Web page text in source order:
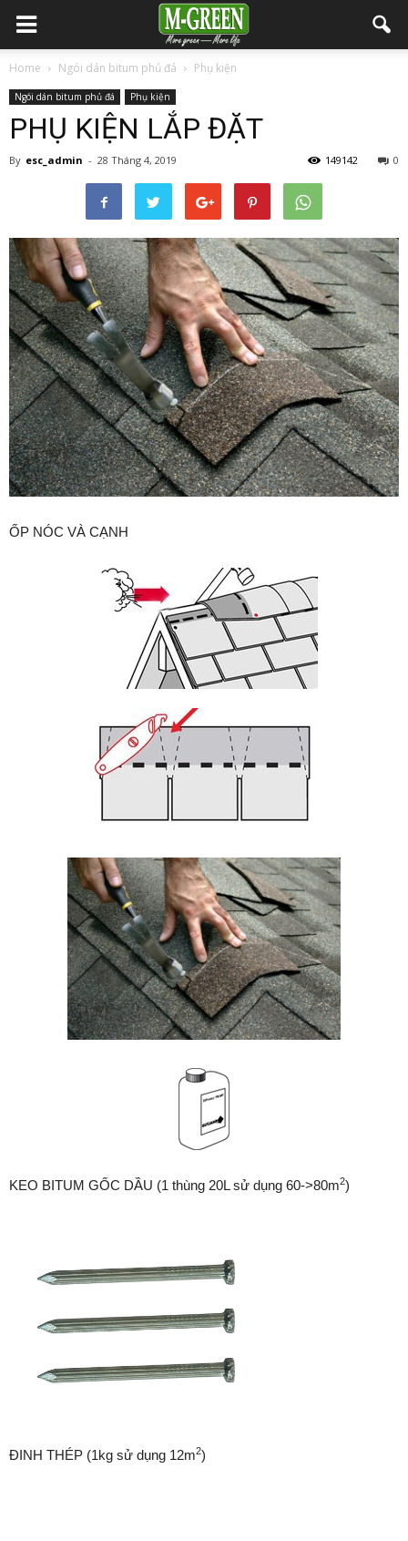
Home Ngói dán bitum phủ đá Phụ kiện
Ngói dán bitum phủ đá Phụ kiện
PHỤ KIỆN LẮP ĐẶT
By esc_admin - 28 Tháng 4, 2019 0
149142
ỐP NÓC VÀ CẠNH
KEO BITUM GỐC DẦU (1 thùng 20L sử dụng 60->80m2)
ĐINH THÉP (1kg sử dụng 12m2)